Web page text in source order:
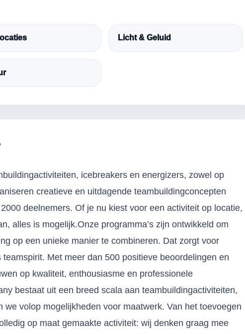
Licht & Geluid
icebreakers en energizers, zowel op
creatieve en uitdagende teambuildingconcepten
deelnemers. Of je nu kiest voor een activiteit op locatie,
alles is mogelijk.Onze programma’s zijn ontwikkeld om
op een unieke manier te combineren. Dat zorgt voor
Met meer dan 500 positieve beoordelingen en
op kwaliteit, enthousiasme en professionele
bestaat uit een breed scala aan teambuildingactiviteiten,
volop mogelijkheden voor maatwerk. Van het toevoegen
op maat gemaakte activiteit: wij denken graag mee